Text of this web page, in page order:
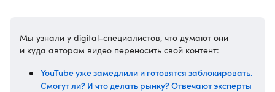
Мы узнали у digital-специалистов, что думают они
и куда авторам видео переносить свой контент:
YouTube уже замедлили и готовятся заблокировать.
Смогут ли? И что делать рынку? Отвечают эксперты